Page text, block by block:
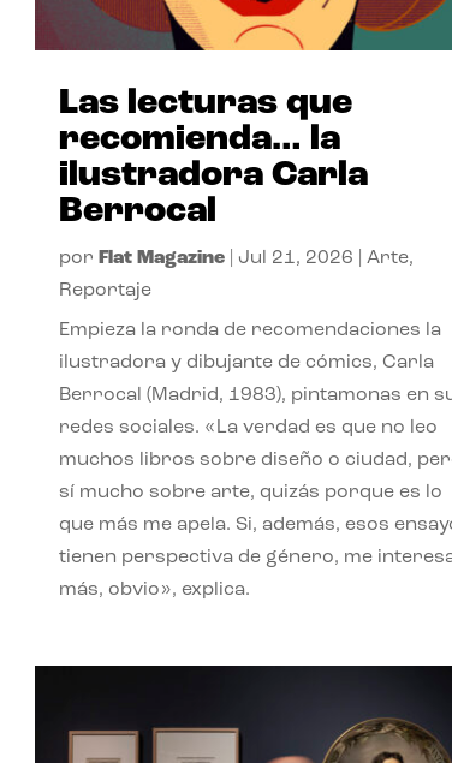
Las lecturas que
recomienda… la
ilustradora Carla
Berrocal
por Flat Magazine| Jul 21, 2026 Arte,
Reportaje
Empieza la ronda de recomendaciones la
ilustradora y dibujante de cómics, Carla
Berrocal (Madrid, 1983), pintamonas en
redes sociales. «La verdad es que no leo
muchos libros sobre diseño o ciudad,
sí mucho sobre arte, quizás porque es lo
que más me apela. Si, además, esos
tienen perspectiva de género, me
más, obvio», explica.